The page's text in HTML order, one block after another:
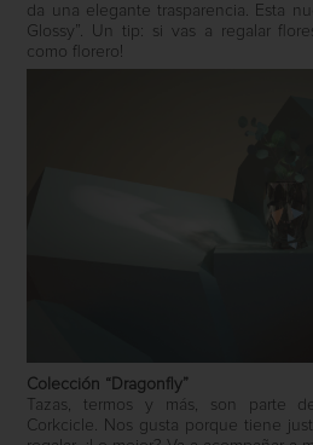
da una elegante trasparencia. Esta
Glossy”. Un tip: si vas a regalar
como florero!
Colección “Dragonfly”
Tazas, termos y más, son parte
Corkcicle. Nos gusta porque tiene